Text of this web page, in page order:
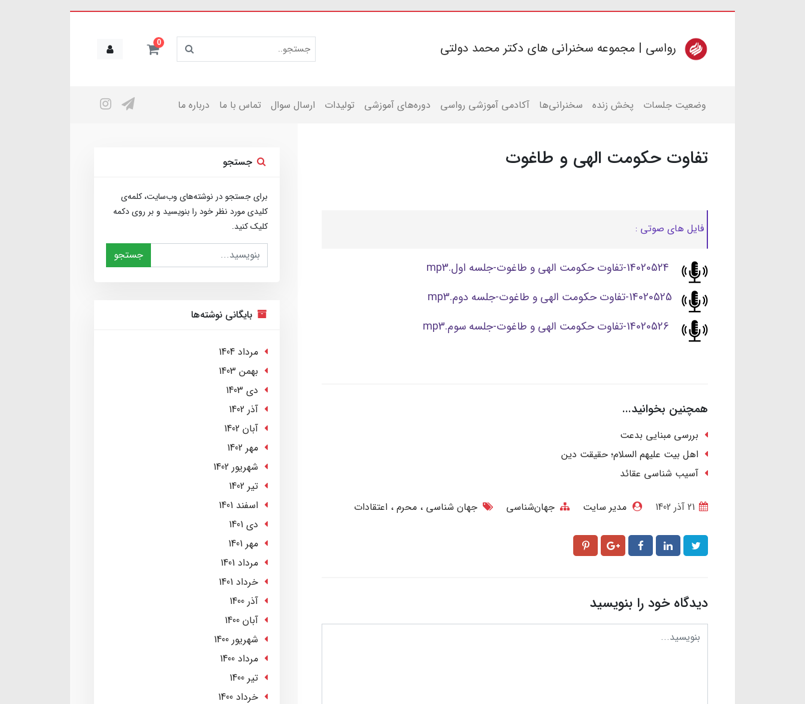
رواسی | مجموعه سخنرانی های دکتر محمد دولتی 0
وضعیت جلسات پخش زنده سخنرانی‌ها آکادمی آموزشی رواسی دوره‌های آموزشی تولیدات ارسال سوال تماس با ما درباره ما
تفاوت حکومت الهی و طاغوت
فایل های صوتی :
14020524-تفاوت حکومت الهی و طاغوت-جلسه اول.mp3
14020525-تفاوت حکومت الهی و طاغوت-جلسه دوم.mp3
14020526-تفاوت حکومت الهی و طاغوت-جلسه سوم.mp3
همچنین بخوانید...
بررسی مبنایی بدعت
اهل بیت علیهم السلام؛ حقیقت دین
آسیب شناسی عقائد
مدیر سایت جهان‌شناسی جهان شناسی محرم اعتقادات
دیدگاه خود را بنویسید
جستجو
برای جستجو در نوشته‌های وب‌سایت، کلمه‌ی
کلیدی مورد نظر خود را بنویسید و بر روی دکمه
کلیک کنید.
جستجو
بایگانی نوشته‌ها
مرداد 1404
بهمن 1403
دی 1403
آذر 1402
آبان 1402
مهر 1402
شهریور 1402
تير 1402
اسفند 1401
دی 1401
مهر 1401
مرداد 1401
خرداد 1401
آذر 1400
آبان 1400
شهریور 1400
مرداد 1400
تير 1400
خرداد 1400